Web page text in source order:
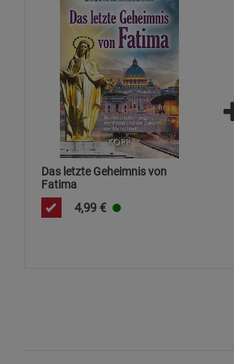
Das letzte Geheimnis von
Fatima
4,99 €